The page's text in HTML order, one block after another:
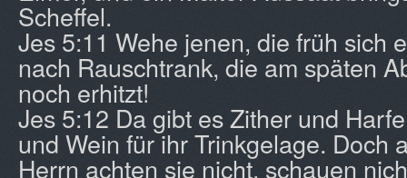
Scheffel.
Jes 5:11 Wehe jenen, die früh sich
nach Rauschtrank, die am späten
noch erhitzt!
Jes 5:12 Da gibt es Zither und
und Wein für ihr Trinkgelage. Doch
Herrn achten sie nicht, schauen